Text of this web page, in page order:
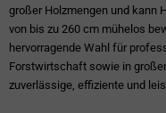
großer Holzmengen und kann
von bis zu 260 cm mühelos
hervorragende Wahl für
Forstwirtschaft sowie in
zuverlässige, effiziente und